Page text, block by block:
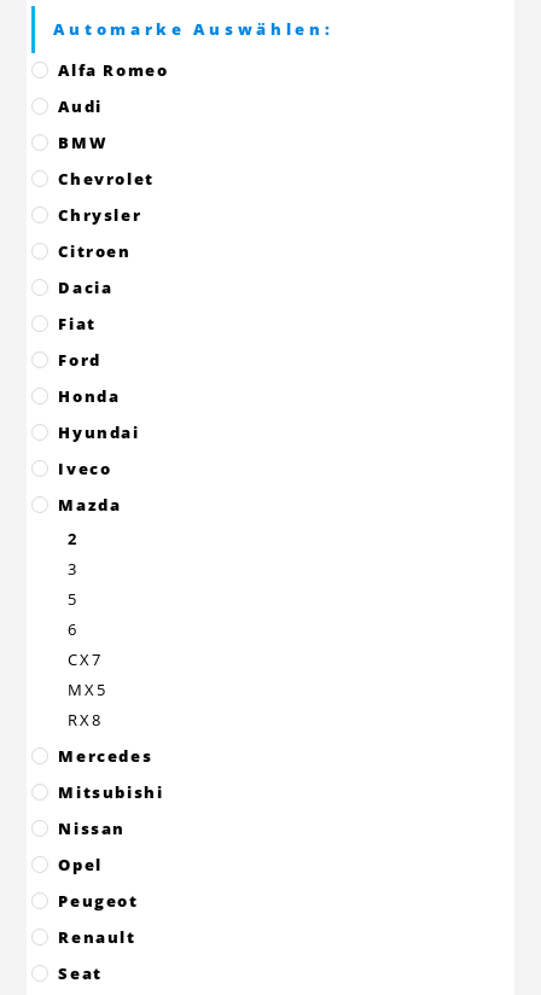
Automarke Auswählen:
Alfa Romeo
Audi
BMW
Chevrolet
Chrysler
Citroen
Dacia
Fiat
Ford
Honda
Hyundai
Iveco
Mazda
2
3
5
6
CX7
MX5
RX8
Mercedes
Mitsubishi
Nissan
Opel
Peugeot
Renault
Seat